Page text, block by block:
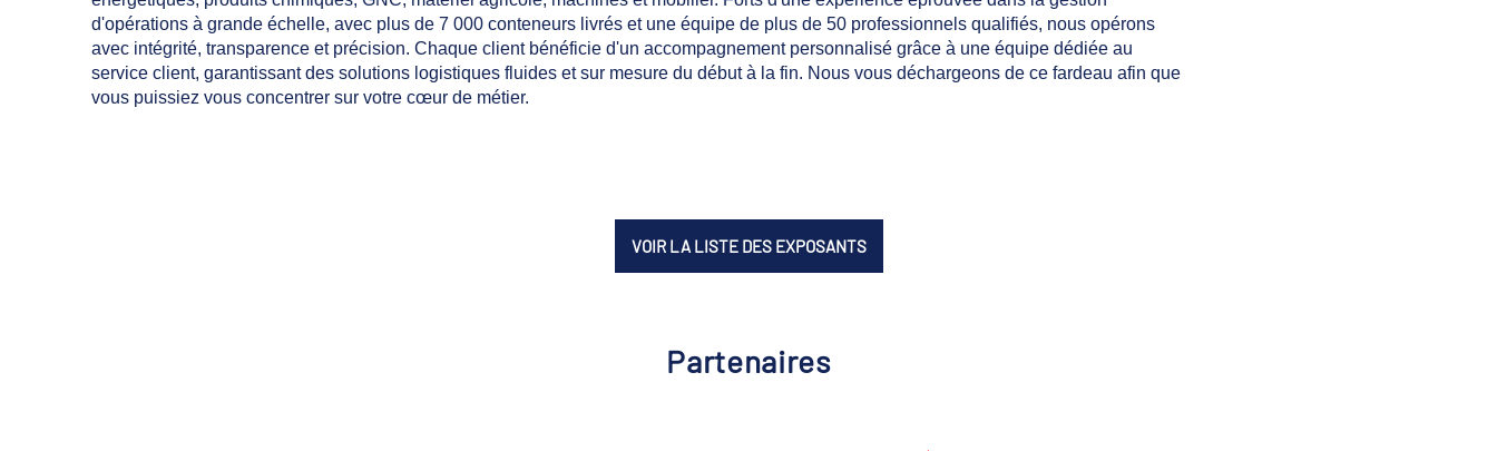
d'opérations à grande échelle, avec plus de 7 000 conteneurs livrés et une équipe de plus de 50 professionnels qualifiés, nous opérons
avec intégrité, transparence et précision. Chaque client bénéficie d'un accompagnement personnalisé grâce à une équipe dédiée au
service client, garantissant des solutions logistiques fluides et sur mesure du début à la fin. Nous vous déchargeons de ce fardeau afin que
vous puissiez vous concentrer sur votre cœur de métier.
VOIR LA LISTE DES EXPOSANTS
Partenaires